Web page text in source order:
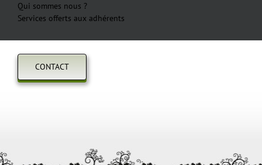
Qui sommes nous ?
Services offerts aux adhérents
CONTACT